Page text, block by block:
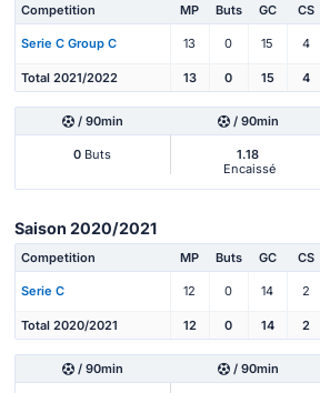
Competition MP Buts GC CS
Serie C Group C 13 0 15 4
Total 2021/2022 13 0 15 4
/ 90min / 90min
0 Buts
1.18
Encaissé
Saison 2020/2021
Competition MP Buts GC CS
Serie C 12 0 14 2
Total 2020/2021 12 0 14 2
/ 90min / 90min